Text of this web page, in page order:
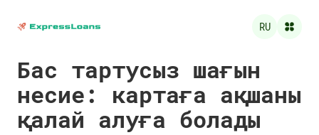
RU
Бас тартусыз шағын
несие: картаға ақшаны
қалай алуға болады